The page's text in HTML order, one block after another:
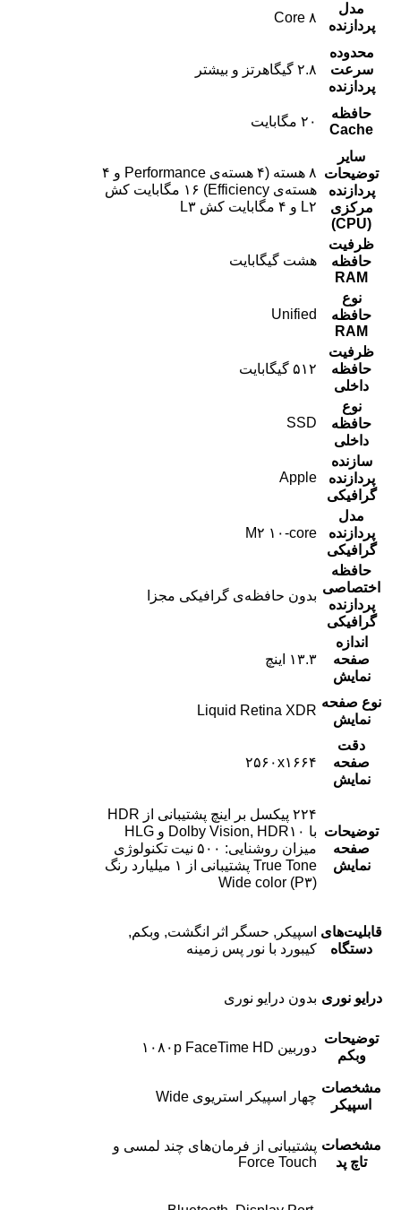
مدل
پردازنده
۸ Core
محدوده
سرعت
پردازنده
۲.۸ گیگاهرتز و بیشتر
حافظه
Cache
۲۰ مگابایت
سایر
توضیحات
پردازنده
مرکزی
(CPU)
۸ هسته (۴ هسته‌ی Performance و ۴
هسته‌ی Efficiency) ۱۶ مگابایت کش
L۲ و ۴ مگابایت کش L۳
ظرفیت
حافظه
RAM
هشت گیگابایت
نوع
حافظه
RAM
Unified
ظرفیت
حافظه
داخلی
۵۱۲ گیگابایت
نوع
حافظه
داخلی
SSD
سازنده
پردازنده
گرافیکی
Apple
مدل
پردازنده
گرافیکی
M۲ ۱۰‑core
حافظه
اختصاصی
پردازنده
گرافیکی
بدون حافظه‌ی گرافیکی مجزا
اندازه
صفحه
نمایش
۱۳.۳ اینچ
نوع صفحه
نمایش
Liquid Retina XDR
دقت
صفحه
نمایش
۲۵۶۰x۱۶۶۴
توضیحات
صفحه
نمایش
۲۲۴ پیکسل بر اینچ پشتیبانی از HDR
با Dolby Vision, HDR۱۰ و HLG
میزان روشنایی: ۵۰۰ نیت تکنولوژی
True Tone پشتیبانی از ۱ میلیارد رنگ
Wide color (P۳)
قابلیت‌های
دستگاه
اسپیکر, حسگر اثر انگشت, وبکم,
کیبورد با نور پس زمینه
درایو نوری بدون درایو نوری
توضیحات
وبکم
دوربین ۱۰۸۰p FaceTime HD
مشخصات
اسپیکر
چهار اسپیکر استریوی Wide
مشخصات
تاچ پد
پشتیبانی از فرمان‌های چند لمسی و
Force Touch